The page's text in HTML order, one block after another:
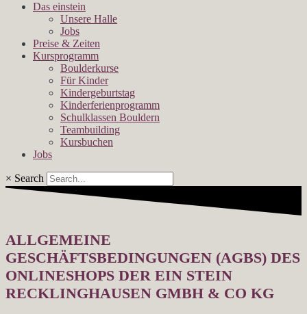
Das einstein
Unsere Halle
Jobs
Preise & Zeiten
Kursprogramm
Boulderkurse
Für Kinder
Kindergeburtstag
Kinderferienprogramm
Schulklassen Bouldern
Teambuilding
Kursbuchen
Jobs
× Search
ALLGEMEINE
GESCHÄFTSBEDINGUNGEN (AGBS) DES
ONLINESHOPS DER EIN STEIN
RECKLINGHAUSEN GMBH & CO KG